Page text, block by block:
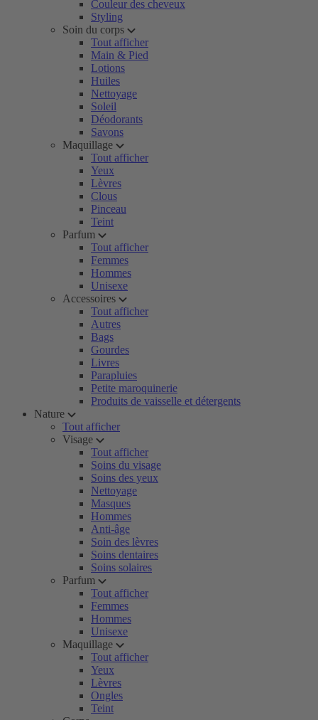
Couleur des cheveux
Styling
Soin du corps
Tout afficher
Main & Pied
Lotions
Huiles
Nettoyage
Soleil
Déodorants
Savons
Maquillage
Tout afficher
Yeux
Lèvres
Clous
Pinceau
Teint
Parfum
Tout afficher
Femmes
Hommes
Unisexe
Accessoires
Tout afficher
Autres
Bags
Gourdes
Livres
Parapluies
Petite maroquinerie
Produits de vaisselle et détergents
Nature
Tout afficher
Visage
Tout afficher
Soins du visage
Soins des yeux
Nettoyage
Masques
Hommes
Anti-âge
Soin des lèvres
Soins dentaires
Soins solaires
Parfum
Tout afficher
Femmes
Hommes
Unisexe
Maquillage
Tout afficher
Yeux
Lèvres
Ongles
Teint